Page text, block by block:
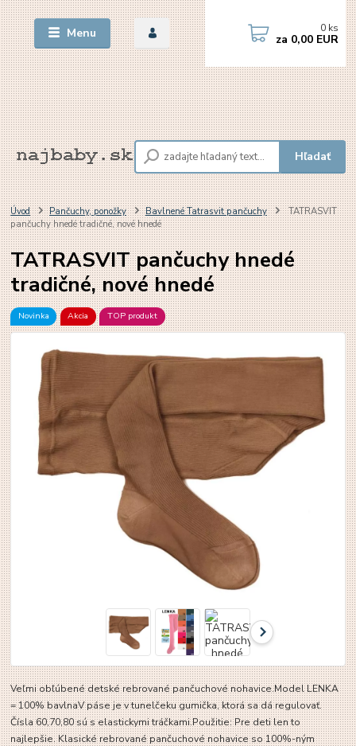
Menu
Hľadať
0 ks
za 0,00 EUR
Úvod Pančuchy, ponožky Bavlnené Tatrasvit pančuchy
TATRASVIT
pančuchy hnedé tradičné, nové hnedé
TATRASVIT pančuchy hnedé
tradičné, nové hnedé
Novinka Akcia TOP produkt
Veľmi obľúbené detské rebrované pančuchové nohavice.Model LENKA
= 100% bavlnaV páse je v tunelčeku gumička, ktorá sa dá regulovať.
Čísla 60,70,80 sú s elastickymi tráčkami.Použitie: Pre deti len to
najlepšie. Klasické rebrované pančuchové nohavice so 100%-ným